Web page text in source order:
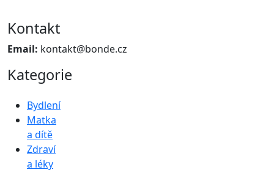
Kontakt
Email: kontakt@bonde.cz
Kategorie
Bydlení
Matka
a dítě
Zdraví
a léky